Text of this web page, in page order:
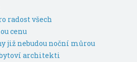
radost všech
cenu
již nebudou noční můrou
architekti